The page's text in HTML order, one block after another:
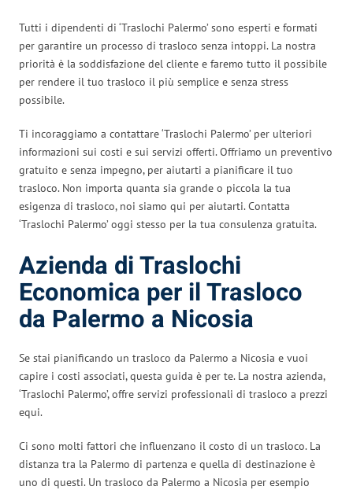
Tutti i dipendenti di ‘Traslochi Palermo’ sono esperti e formati
per garantire un processo di trasloco senza intoppi. La nostra
priorità è la soddisfazione del cliente e faremo tutto il possibile
per rendere il tuo trasloco il più semplice e senza stress
possibile.
Ti incoraggiamo a contattare ‘Traslochi Palermo’ per ulteriori
informazioni sui costi e sui servizi offerti. Offriamo un preventivo
gratuito e senza impegno, per aiutarti a pianificare il tuo
trasloco. Non importa quanta sia grande o piccola la tua
esigenza di trasloco, noi siamo qui per aiutarti. Contatta
‘Traslochi Palermo’ oggi stesso per la tua consulenza gratuita.
Azienda di Traslochi
Economica per il Trasloco
da Palermo a Nicosia
Se stai pianificando un trasloco da Palermo a Nicosia e vuoi
capire i costi associati, questa guida è per te. La nostra azienda,
‘Traslochi Palermo’, offre servizi professionali di trasloco a prezzi
equi.
Ci sono molti fattori che influenzano il costo di un trasloco. La
distanza tra la Palermo di partenza e quella di destinazione è
uno di questi. Un trasloco da Palermo a Nicosia per esempio